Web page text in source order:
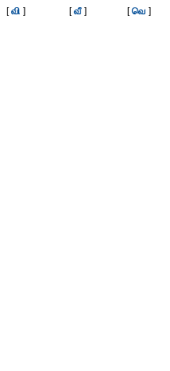
[வி ] [வீ] [வெ ]